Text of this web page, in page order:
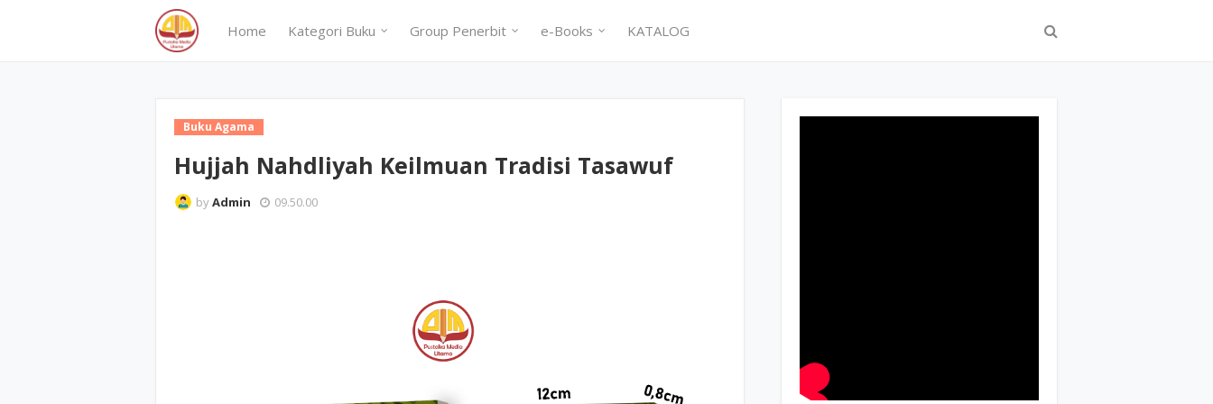
Home Kategori Buku Group Penerbit e-Books KATALOG
Buku Agama
Hujjah Nahdliyah Keilmuan Tradisi Tasawuf
byAdmin 09.50.00